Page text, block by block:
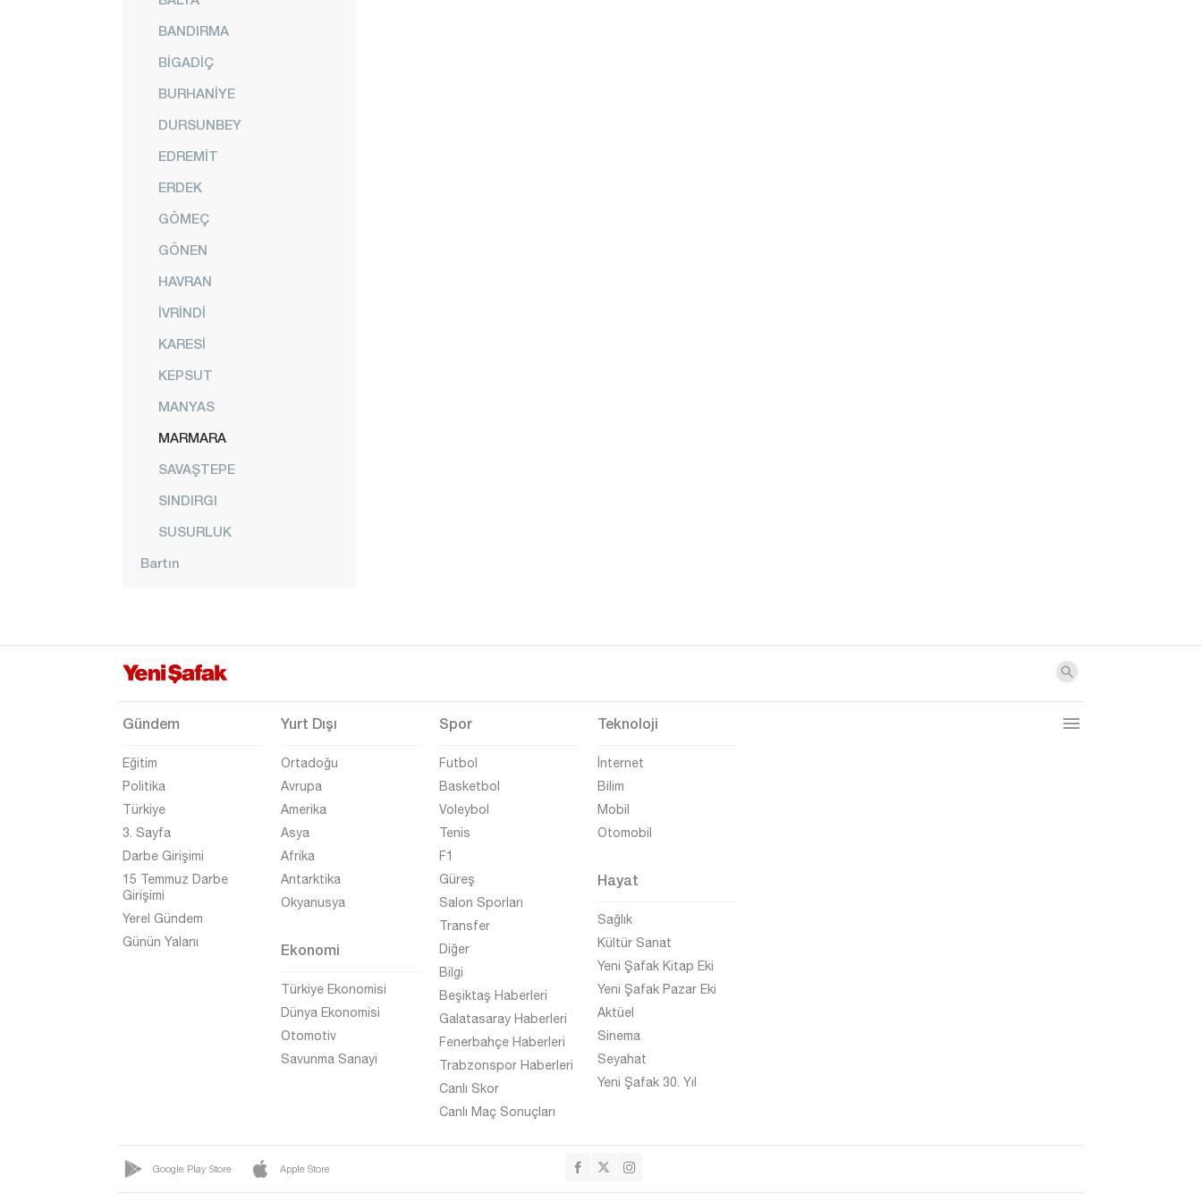
BANDIRMA
BİGADİÇ
BURHANİYE
DURSUNBEY
EDREMİT
ERDEK
GÖMEÇ
GÖNEN
HAVRAN
İVRİNDİ
KARESİ
KEPSUT
MANYAS
MARMARA
SAVAŞTEPE
SINDIRGI
SUSURLUK
Bartın
Bingöl
Bitlis
Burdur
Bursa
Çanakkale
Çankırı
Çorum
Denizli
Gaziantep
Gündem
Eğitim
Politika
Türkiye
3. Sayfa
Darbe Girişimi
15 Temmuz Darbe
Girişimi
Yerel Gündem
Günün Yalanı
Yurt Dışı
Ortadoğu
Avrupa
Amerika
Asya
Afrika
Antarktika
Okyanusya
Ekonomi
Türkiye Ekonomisi
Dünya Ekonomisi
Otomotiv
Savunma Sanayi
Spor
Futbol
Basketbol
Voleybol
Tenis
F1
Güreş
Salon Sporları
Transfer
Diğer
Bilgi
Beşiktaş Haberleri
Galatasaray Haberleri
Fenerbahçe Haberleri
Trabzonspor Haberleri
Canlı Skor
Canlı Maç Sonuçları
Teknoloji
İnternet
Bilim
Mobil
Otomobil
Hayat
Sağlık
Kültür Sanat
Yeni Şafak Kitap Eki
Yeni Şafak Pazar Eki
Aktüel
Sinema
Seyahat
Yeni Şafak 30. Yıl
Google Play Store Apple Store